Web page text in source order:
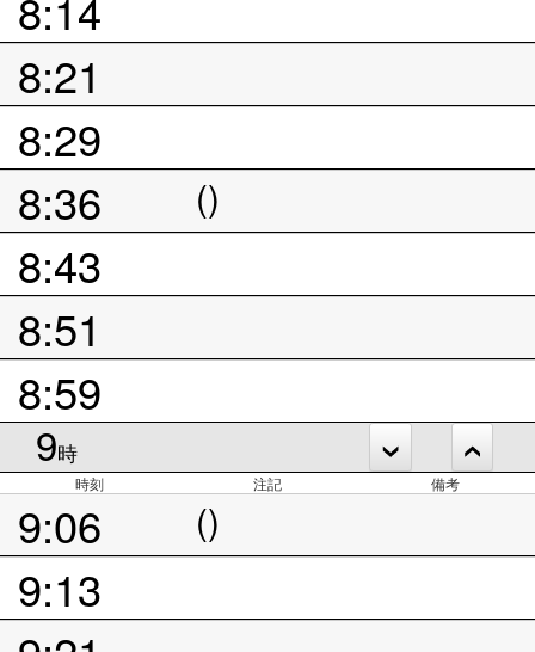
8:21
8:29
8:36
()
8:43
8:51
8:59
9時
時刻 注記 備考
9:06 ()
9:13